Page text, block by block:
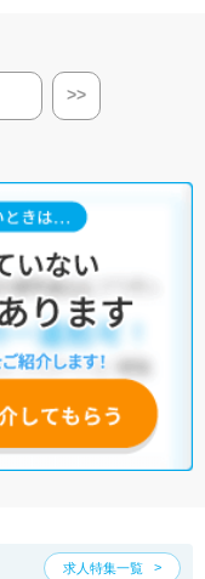
>>
求人特集一覧